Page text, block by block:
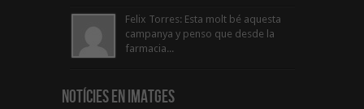
Felix Torres: Esta molt bé aquesta
campanya y penso que desde la
farmacia...
Notícies en Imatges